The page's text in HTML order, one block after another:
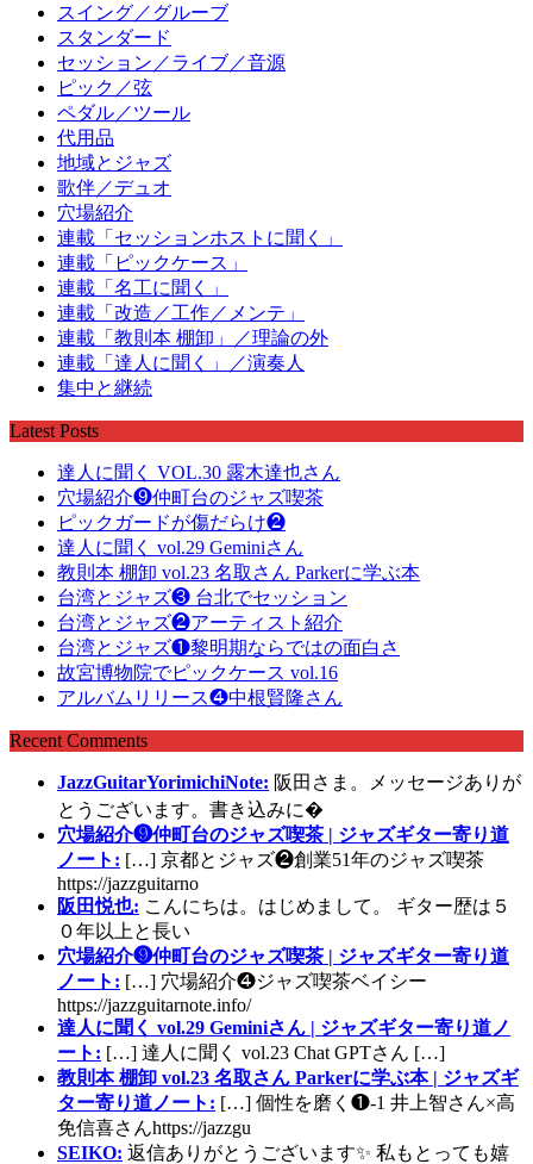
スイング／グルーブ
スタンダード
セッション／ライブ／音源
ピック／弦
ペダル／ツール
代用品
地域とジャズ
歌伴／デュオ
穴場紹介
連載「セッションホストに聞く」
連載「ピックケース」
連載「名工に聞く」
連載「改造／工作／メンテ」
連載「教則本 棚卸」／理論の外
連載「達人に聞く」／演奏人
集中と継続
Latest Posts
達人に聞く VOL.30 露木達也さん
穴場紹介❾仲町台のジャズ喫茶
ピックガードが傷だらけ❷
達人に聞く vol.29 Geminiさん
教則本 棚卸 vol.23 名取さん Parkerに学ぶ本
台湾とジャズ❸ 台北でセッション
台湾とジャズ❷アーティスト紹介
台湾とジャズ❶黎明期ならではの面白さ
故宮博物院でピックケース vol.16
アルバムリリース❹中根賢隆さん
Recent Comments
JazzGuitarYorimichiNote: 阪田さま。メッセージありが
とうございます。書き込みに�
穴場紹介❾仲町台のジャズ喫茶 | ジャズギター寄り道
ノート: […] 京都とジャズ❷創業51年のジャズ喫茶
https://jazzguitarno
阪田悦也: こんにちは。はじめまして。 ギター歴は５
０年以上と長い
穴場紹介❾仲町台のジャズ喫茶 | ジャズギター寄り道
ノート: […] 穴場紹介❹ジャズ喫茶ベイシー
https://jazzguitarnote.info/
達人に聞く vol.29 Geminiさん | ジャズギター寄り道ノ
ート: […] 達人に聞く vol.23 Chat GPTさん […]
教則本 棚卸 vol.23 名取さん Parkerに学ぶ本 | ジャズギ
ター寄り道ノート: […] 個性を磨く❶-1 井上智さん×高
免信喜さんhttps://jazzgu
SEIKO: 返信ありがとうございます✨ 私もとっても嬉